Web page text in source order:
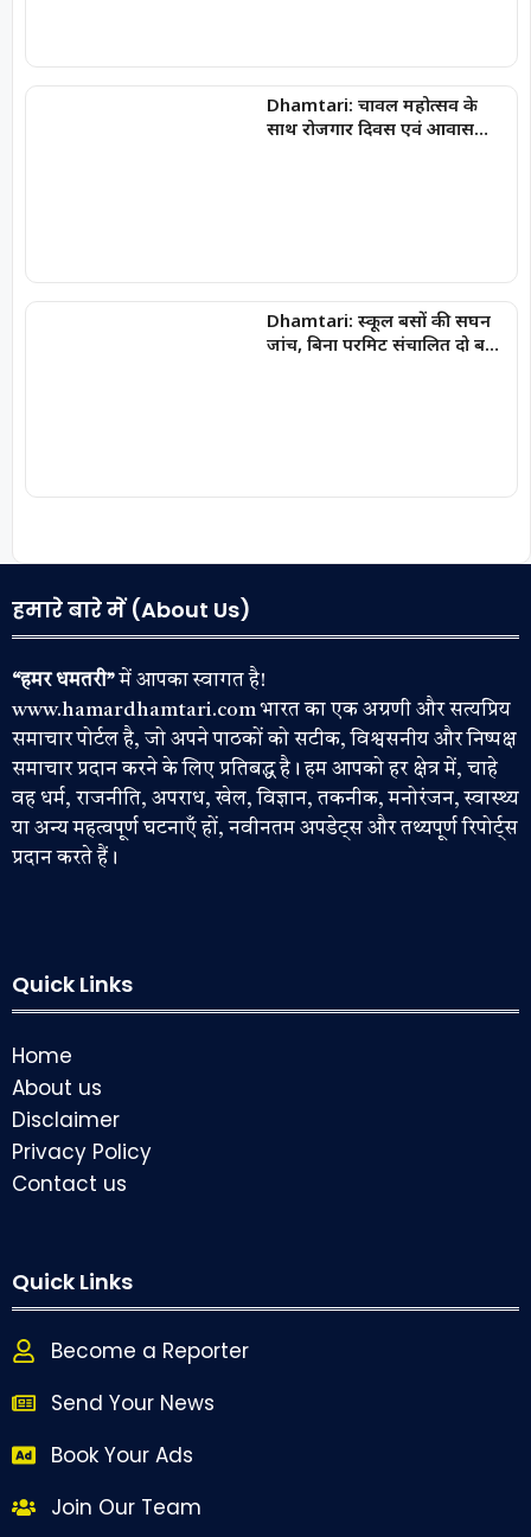
Dhamtari: चावल महोत्सव के
साथ रोजगार दिवस एवं आवास
Dhamtari: स्कूल बसों की सघन
जांच, बिना परमिट संचालित दो बसों
हमारे बारे में (About Us)
“हमर धमतरी”में आपका स्वागत है!
www.hamardhamtari.com भारत का एक अग्रणी और सत्यप्रिय
समाचार पोर्टल है, जो अपने पाठकों को सटीक, विश्वसनीय और निष्पक्ष
समाचार प्रदान करने के लिए प्रतिबद्ध है। हम आपको हर क्षेत्र में, चाहे
वह धर्म, राजनीति, अपराध, खेल, विज्ञान, तकनीक, मनोरंजन, स्वास्थ्य
या अन्य महत्वपूर्ण घटनाएँ हों, नवीनतम अपडेट्स और तथ्यपूर्ण रिपोर्ट्स
प्रदान करते हैं।
Quick Links
Home
About us
Disclaimer
Privacy Policy
Contact us
Quick Links
Become a Reporter
Send Your News
Book Your Ads
Join Our Team